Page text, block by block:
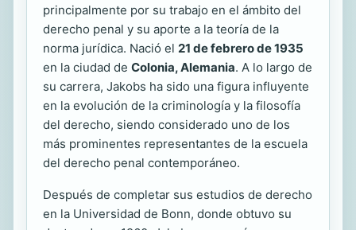
principalmente por su trabajo en el ámbito del
derecho penal y su aporte a la teoría de la
norma jurídica. Nació el 21 de febrero de 1935
en la ciudad de Colonia, Alemania. A lo largo de
su carrera, Jakobs ha sido una figura influyente
en la evolución de la criminología y la filosofía
del derecho, siendo considerado uno de los
más prominentes representantes de la escuela
del derecho penal contemporáneo.
Después de completar sus estudios de derecho
en la Universidad de Bonn, donde obtuvo su